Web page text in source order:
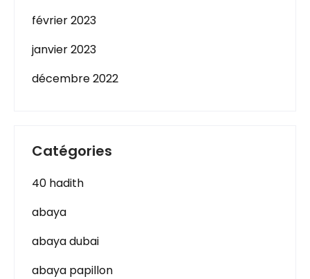
février 2023
janvier 2023
décembre 2022
Catégories
40 hadith
abaya
abaya dubai
abaya papillon